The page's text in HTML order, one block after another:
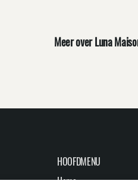
Meer over Luna
HOOFDMENU
Home